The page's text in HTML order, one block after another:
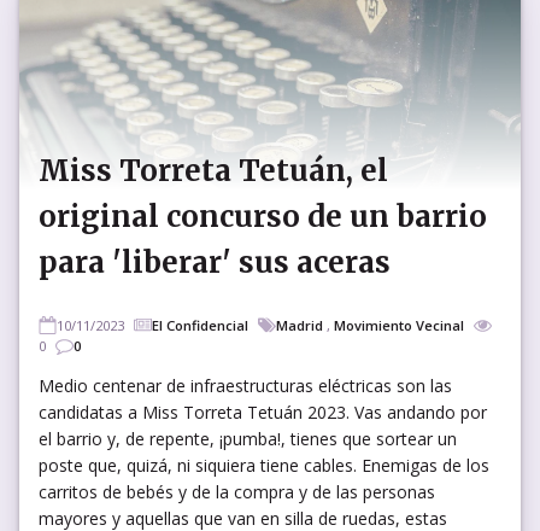
Miss Torreta Tetuán, el
original concurso de un barrio
para 'liberar' sus aceras
10/11/2023 El Confidencial Madrid , Movimiento Vecinal
0
0
Medio centenar de infraestructuras eléctricas son las
candidatas a Miss Torreta Tetuán 2023. Vas andando por
el barrio y, de repente, ¡pumba!, tienes que sortear un
poste que, quizá, ni siquiera tiene cables. Enemigas de los
carritos de bebés y de la compra y de las personas
mayores y aquellas que van en silla de ruedas, estas